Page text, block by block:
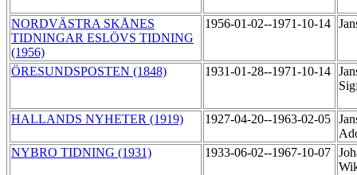
NORDVÄSTRA SKÅNES
TIDNINGAR ESLÖVS TIDNING
(1956)
1956-01-02--1971-10-14
ÖRESUNDSPOSTEN (1848) 1931-01-28--1971-10-14
HALLANDS NYHETER (1919) 1927-04-20--1963-02-05
NYBRO TIDNING (1931)
1933-06-02--1967-10-07